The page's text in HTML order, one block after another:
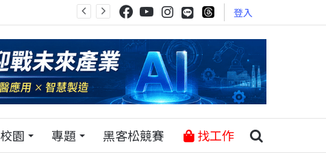
登入
校園 專題 黑客松競賽 找工作